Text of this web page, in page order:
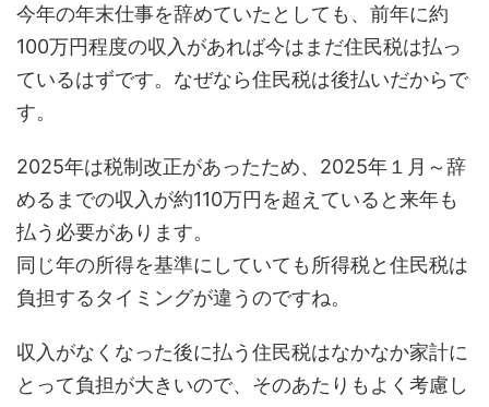
今年の年末仕事を辞めていたとしても、前年に約
100万円程度の収入があれば今はまだ住民税は払っ
ているはずです。なぜなら住民税は後払いだからで
す。
2025年は税制改正があったため、2025年１月～辞
めるまでの収入が約110万円を超えていると来年も
払う必要があります。
同じ年の所得を基準にしていても所得税と住民税は
負担するタイミングが違うのですね。
収入がなくなった後に払う住民税はなかなか家計に
とって負担が大きいので、そのあたりもよく考慮し